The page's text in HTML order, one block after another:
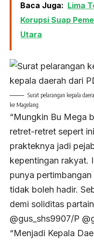
Baca Juga: Lima
Korupsi Suap
Utara
Surat pelarangan kepala
ke Magelang
“Mungkin Bu Mega
retret-retret sepert
prakteknya jadi
kepentingan rakyat.
punya
tidak boleh hadir.
demi soliditas
@gus_shs9907/P
“Menjadi Kepala